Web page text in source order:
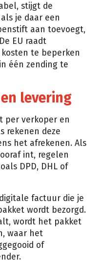
stijgt de
je daar een
aan toevoegt,
EU raadt
te beperken
één zending te
levering
per verkoper en
rekenen deze
het afrekenen. Als
int, regelen
DPD, DHL of
factuur die je
wordt bezorgd.
wordt het pakket
waar het
of